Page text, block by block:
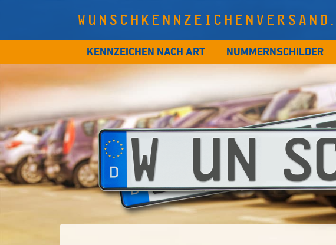
KENNZEICHEN NACH ART NUMMERNSCHILDER